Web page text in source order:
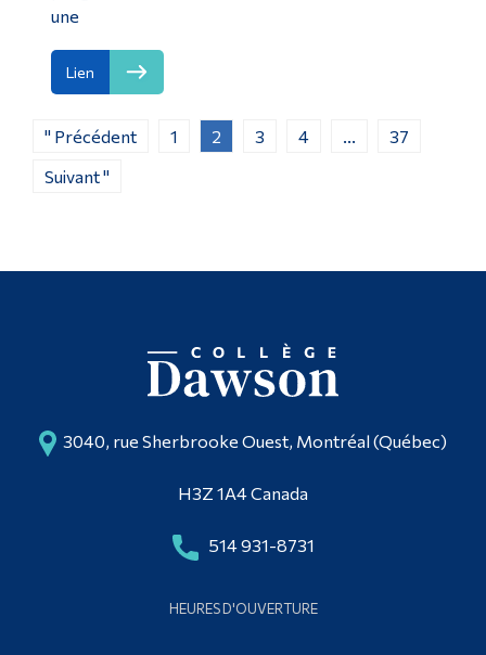
une
Lien
" Précédent 1 2 3 4 ...
37
Suivant "
3040, rue Sherbrooke Ouest, Montréal (Québec)
H3Z 1A4 Canada
514 931-8731
HEURES D'OUVERTURE